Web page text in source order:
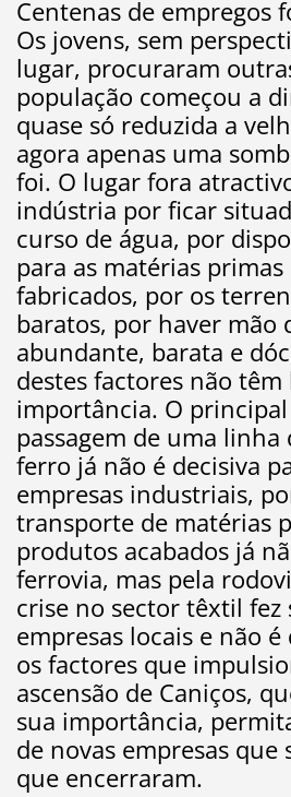
Centenas de empregos
Os jovens, sem
lugar, procuraram
população começou a
quase só reduzida a
agora apenas uma
foi. O lugar fora
indústria por ficar
curso de água, por
para as matérias
fabricados, por os
baratos, por haver mão
abundante, barata e
destes factores não
importância. O
passagem de uma
ferro já não é decisiva
empresas industriais,
transporte de matérias
produtos acabados já
ferrovia, mas pela
crise no sector têxtil fez
empresas locais e não
os factores que
ascensão de Caniços,
sua importância,
de novas empresas que
que encerraram.